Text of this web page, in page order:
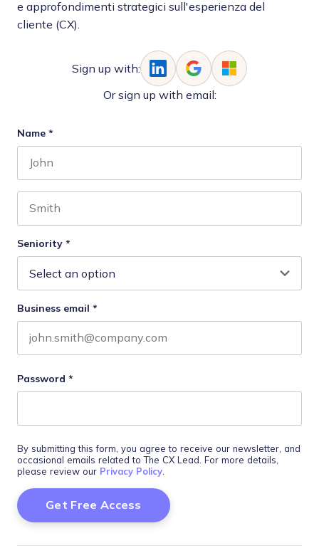
e approfondimenti strategici sull'esperienza del
cliente (CX).
Sign up with:
Or sign up with email:
Name *
Seniority *
Business email *
Password *
By submitting this form, you agree to receive our newsletter, and
occasional emails related to The CX Lead. For more details,
please review our Privacy Policy.